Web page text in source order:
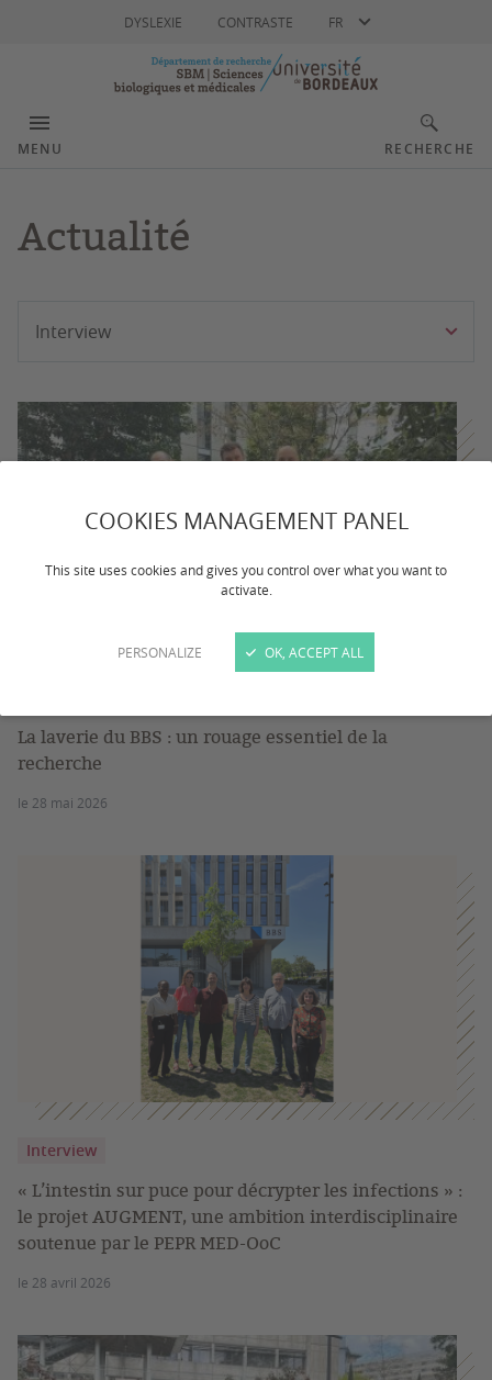
COOKIES MANAGEMENT PANEL
This site uses cookies and gives you control over what you want to
activate.
PERSONALIZE OK, ACCEPT ALL
DYSLEXIE CONTRASTE FR
MENU RECHERCHE
Actualité
Interview
La laverie du BBS : un rouage essentiel de la
recherche
le 28 mai 2026
Interview
« L’intestin sur puce pour décrypter les infections » :
le projet AUGMENT, une ambition interdisciplinaire
soutenue par le PEPR MED-OoC
le 28 avril 2026